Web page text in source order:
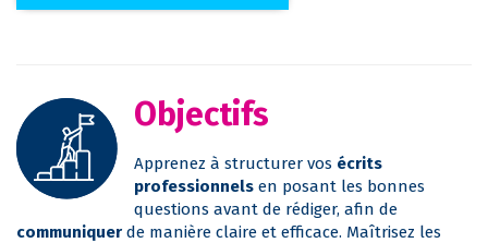
Objectifs
Apprenez à structurer vos écrits
professionnels en posant les bonnes
questions avant de rédiger, afin de
communiquer de manière claire et efficace. Maîtrisez les